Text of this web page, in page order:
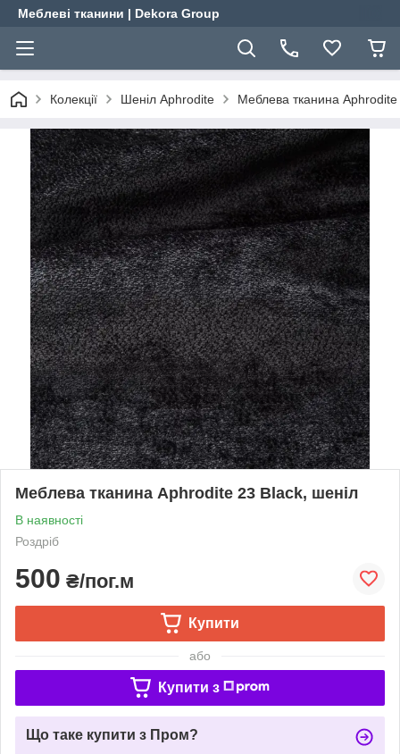
Меблеві тканини | Dekora Group
Колекції Шеніл Aphrodite Меблева тканина
Меблева тканина Aphrodite 23 Black, шеніл
В наявності
Роздріб
500 ₴/пог.м
Купити
або
Купити з
Що таке купити з Пром?